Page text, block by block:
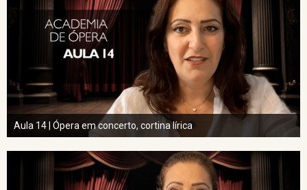
Aula 14 | Ópera em concerto, cortina lírica